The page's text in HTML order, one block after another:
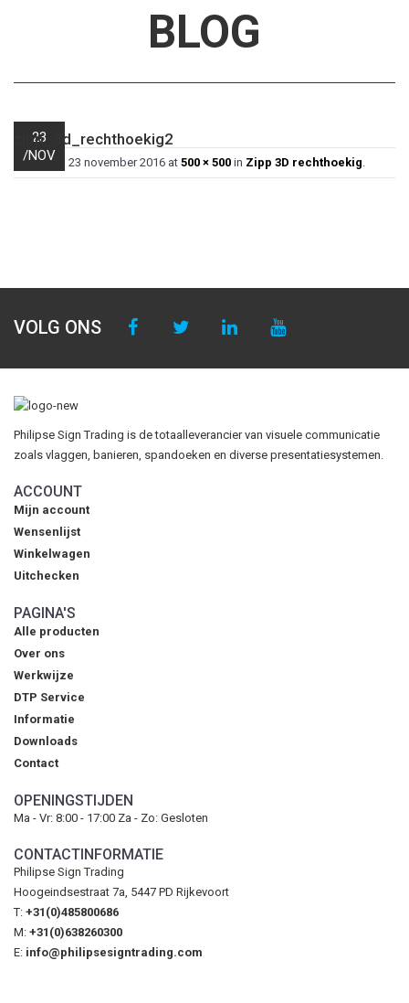
BLOG
23
/NOV
zipp_3d_rechthoekig2
Published 23 november 2016 at 500 × 500 in Zipp 3D rechthoekig
VOLG ONS
Philipse Sign Trading is de totaalleverancier van visuele communicatie
zoals vlaggen, banieren, spandoeken en diverse presentatiesystemen.
ACCOUNT
Mijn account
Wensenlijst
Winkelwagen
Uitchecken
PAGINA'S
Alle producten
Over ons
Werkwijze
DTP Service
Informatie
Downloads
Contact
OPENINGSTIJDEN
Ma - Vr: 8:00 - 17:00 Za - Zo: Gesloten
CONTACTINFORMATIE
Philipse Sign Trading
Hoogeindsestraat 7a, 5447 PD Rijkevoort
T: +31(0)485800686
M: +31(0)638260300
E: info@philipsesigntrading.com